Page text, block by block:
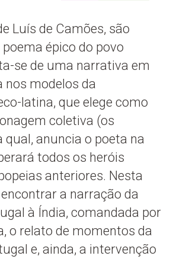
Luís de Camões, são
épico do povo
se de uma narrativa em
nos modelos da
latina, que elege como
coletiva (os
qual, anuncia o poeta na
todos os heróis
anteriores. Nesta
a narração da
à Índia, comandada por
o relato de momentos da
e, ainda, a intervenção